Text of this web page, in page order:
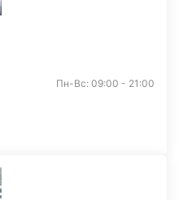
Пн-Вс: 09:00 - 21:00